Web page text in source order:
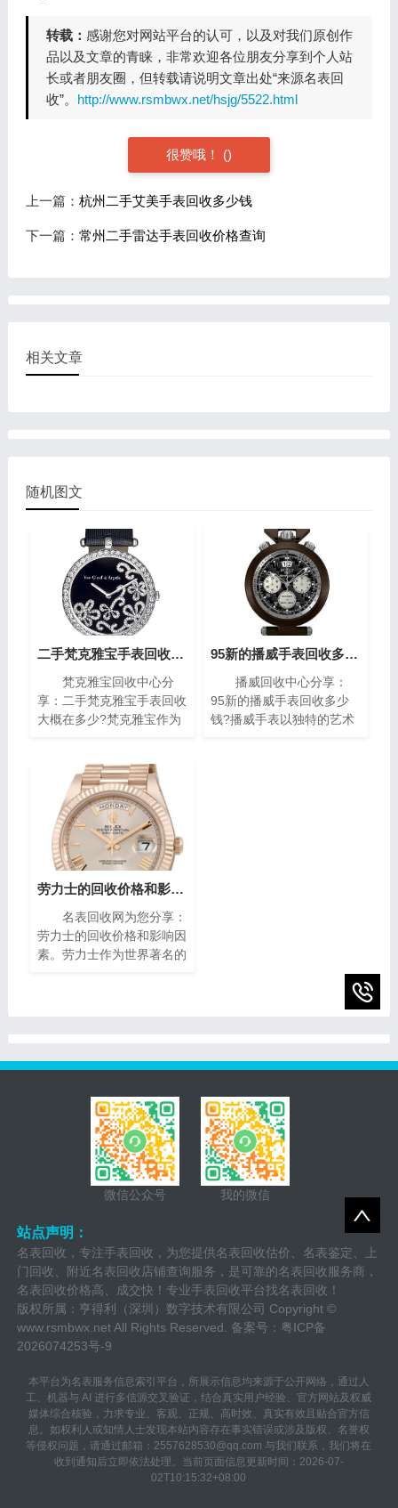
转载： 感谢您对网站平台的认可，以及对我们原创作
品以及文章的青睐，非常欢迎各位朋友分享到个人站
长或者朋友圈，但转载请说明文章出处“来源名表回
收”。 http://www.rsmbwx.net/hsjg/5522.html
很赞哦！ ()
上一篇： 杭州二手艾美手表回收多少钱
下一篇： 常州二手雷达手表回收价格查询
相关文章
随机图文
二手梵克雅宝手表回收大概在多少?(梵克雅宝高价回收指南)
梵克雅宝回收中心分
享：二手梵克雅宝手表回收
大概在多少?梵克雅宝作为
量而闻名。对于那些拥有一
款梵克雅宝手表的人来说，
了解其回收价格是非常重要
的。本文将为您介绍二手梵
克雅宝手表回收的价格指
南，帮助您获取最高回收
价。
95新的播威手表回收多少钱?(高价回收指南)
播威回收中心分享：
95新的播威手表回收多少
钱?播威手表以独特的艺术
劳力士的回收价格和影响因素(影响劳力士回收价格的因素)
名表回收网为您分享：
劳力士的回收价格和影响因
素。劳力士作为世界著名的
微信公众号 我的微信
站点声明：
名表回收，专注手表回收，为您提供名表回收估价、名表鉴定、上
门回收、附近名表回收店铺查询服务，是可靠的名表回收服务商，
名表回收价格高、成交快！专业手表回收平台找名表回收！
版权所属：亨得利（深圳）数字技术有限公司 Copyright ©
www.rsmbwx.netAll Rights Reserved. 备案号： 粤ICP备
2026074253号-9
本平台为名表服务信息索引平台，所展示信息均来源于公开网络，通过人
工、机器与 AI 进行多信源交叉验证，结合真实用户经验、官方网站及权威
媒体综合核验，力求专业、客观、正规、高时效、真实有效且贴合官方信
息。如权利人或知情人士发现本站内容存在事实错误或涉及版权、名誉权
等侵权问题，请通过邮箱：2557628530@qq.com 与我们联系，我们将在
收到通知后立即依法处理。当前页面信息更新时间：2026-07-
02T10:15:32+08:00